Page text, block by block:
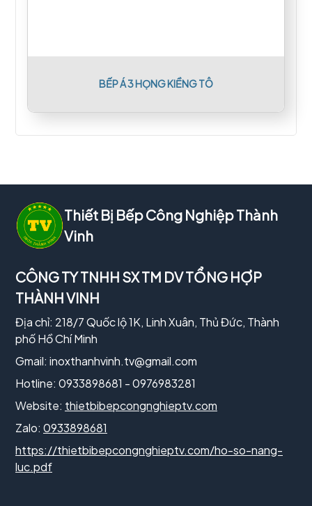
BẾP Á 3 HỌNG KIỀNG TÔ
Thiết Bị Bếp Công Nghiệp Thành
Vinh
CÔNG TY TNHH SX TM DV TỔNG HỢP
THÀNH VINH
Địa chỉ: 218/7 Quốc lộ 1K, Linh Xuân, Thủ Đức, Thành
phố Hồ Chí Minh
Gmail: inoxthanhvinh.tv@gmail.com
Hotline: 0933898681 - 0976983281
Website: thietbibepcongnghieptv.com
Zalo: 0933898681
https://thietbibepcongnghieptv.com/ho-so-nang-
luc.pdf